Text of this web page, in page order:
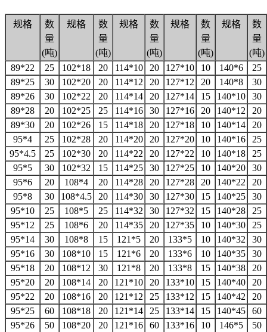
规格
数
量
(吨)
规格
数
量
(吨)
规格
数
量
(吨)
规格
数
量
(吨)
规格
数
量
(吨)
89*22
25 102*18 20 114*10 20 127*10 10 140*6
25
89*25
30 102*20 20 114*12 20 127*12 20 140*8
30
89*26
30 102*22 20 114*14 20 127*14 15 140*10
30
89*28
20 102*25 25 114*16 30 127*16 20 140*12
20
89*30
20 102*26 15 114*18 20 127*18 10 140*14
20
95*4
25 102*28 20 114*20 20 127*20 10 140*16
25
95*4.5
25 102*30 20 114*22 20 127*22 10 140*18
25
95*5
30 102*32 15 114*25 30 127*25 10 140*20
30
95*6
20 108*4 20 114*28 20 127*28 20 140*22
20
95*8
30 108*4.5 20 114*30 30 127*30 15 140*25
30
95*10
25 108*5 25 114*32 30 127*32 15 140*28
25
95*12
25 108*6 20 114*35 20 127*35 10 140*30
25
95*14
30 108*8 15 121*5 20 133*5 10 140*32
30
95*16
30 108*10 15 121*6 20 133*6 10 140*35
30
95*18
20 108*12 30 121*8 20 133*8 15 140*38
20
95*20
20 108*14 20 121*10 20 133*10 15 140*40
20
95*22
20 108*16 20 121*12 25 133*12 15 140*42
20
95*25
60 108*18 20 121*14 25 133*14 15 140*45
60
95*26
50 108*20 20 121*16 60 133*16 10 146*5
50